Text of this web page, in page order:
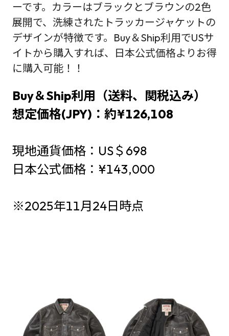
ーです。カラーはブラックとブラウンの2色
展開で、洗練されたトラッカージャケットの
デザインが特徴です。Buy＆Ship利用でUSサ
イトから購入すれば、日本公式価格よりお得
に購入可能！！
Buy＆Ship利用（送料、関税込み）
想定価格(JPY)：約¥126,108
現地通貨価格：US＄698
日本公式価格：¥143,000
※2025年11月24日時点